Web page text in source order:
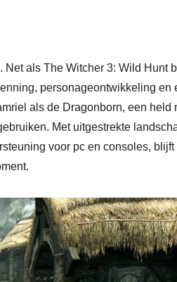
als The Witcher 3: Wild Hunt
personageontwikkeling en
als de Dragonborn, een held
Met uitgestrekte
voor pc en consoles, blijft